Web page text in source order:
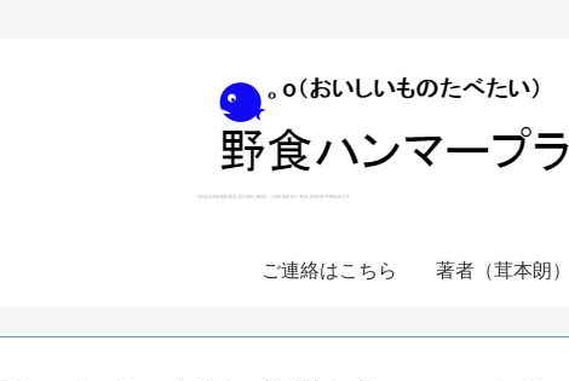
ご連絡はこちら 著者（茸本朗